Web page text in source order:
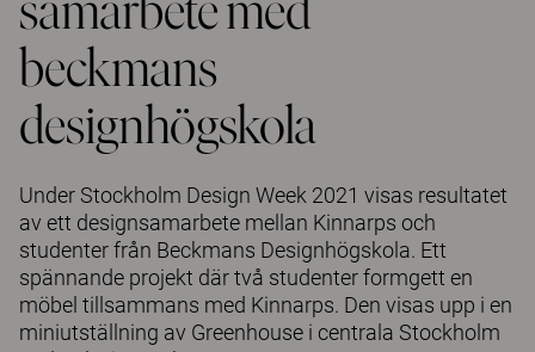
beckmans
designhögskola
Under Stockholm Design Week 2021 visas resultatet
av ett designsamarbete mellan Kinnarps och
studenter från Beckmans Designhögskola. Ett
spännande projekt där två studenter formgett en
möbel tillsammans med Kinnarps. Den visas upp i en
miniutställning av Greenhouse i centrala Stockholm